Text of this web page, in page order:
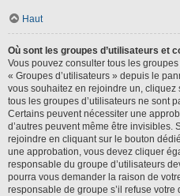
Haut
Où sont les groupes d’utilisateurs et
Vous pouvez consulter tous les
« Groupes d’utilisateurs » depuis le
vous souhaitez en rejoindre un, cliquez
tous les groupes d’utilisateurs ne sont
Certains peuvent nécessiter une
d’autres peuvent même être invisibles.
rejoindre en cliquant sur le bouton
une approbation, vous devez cliquer
responsable du groupe d’utilisateurs
pourra vous demander la raison de
responsable de groupe s’il refuse votre